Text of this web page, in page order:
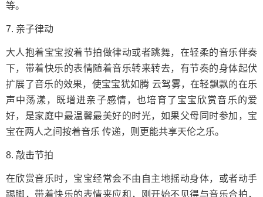
等。
7. 亲子律动
大人抱着宝宝按着节拍做律动或者跳舞，在轻柔的音乐伴奏
下，带着快乐的表情随着音乐转来转去，有节奏的身体起伏
扩展了音乐的效果，使宝宝犹如腾 云驾雾，在轻飘飘的在乐
声中荡漾，既增进亲子感情，也培育了宝宝欣赏音乐的爱
好，是家庭中最温馨最美好的时光，如果父母同时参加，宝
宝在两人之间按着音乐 传递，则更能共享天伦之乐。
8. 敲击节拍
在欣赏音乐时，宝宝经常会不由自主地摇动身体，或者动手
踢脚，带着快乐的表情来应和，刚开始不见得与音乐合拍，